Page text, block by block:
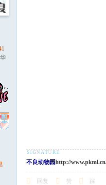
不良动物园http://
回复 赞 踩